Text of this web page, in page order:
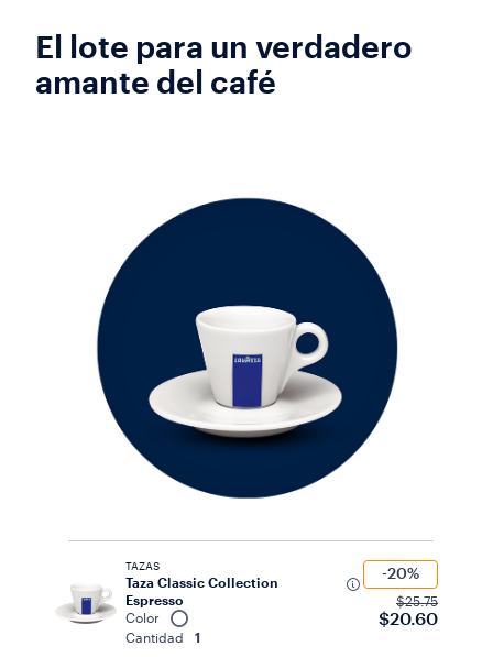
El lote para un verdadero
amante del café
TAZAS
Taza Classic Collection
Espresso
Color
Cantidad
1
-20%
$25.75
$20.60